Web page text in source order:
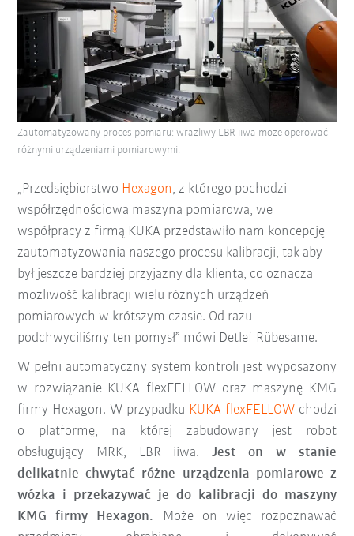
„Przedsiębiorstwo Hexagon, z którego pochodzi
współrzędnościowa maszyna pomiarowa, we
współpracy z firmą KUKA przedstawiło nam koncepcję
zautomatyzowania naszego procesu kalibracji, tak aby
był jeszcze bardziej przyjazny dla klienta, co oznacza
możliwość kalibracji wielu różnych urządzeń
pomiarowych w krótszym czasie. Od razu
podchwyciliśmy ten pomysł” mówi Detlef Rübesame.
W pełni automatyczny system kontroli jest wyposażony
w rozwiązanie KUKA flexFELLOW oraz maszynę KMG
firmy Hexagon. W przypadku KUKA flexFELLOWchodzi
o platformę, na której zabudowany jest robot
obsługujący MRK, LBR iiwa. Jest on w stanie
delikatnie chwytać różne urządzenia pomiarowe z
wózka i przekazywać je do kalibracji do maszyny
KMG firmy Hexagon. Może on więc rozpoznawać
Zautomatyzowany proces pomiaru: wrażliwy LBR iiwa może operować
różnymi urządzeniami pomiarowymi.